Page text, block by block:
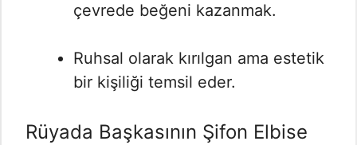
çevrede beğeni kazanmak.
Ruhsal olarak kırılgan ama estetik
bir kişiliği temsil eder.
Rüyada Başkasının Şifon Elbise